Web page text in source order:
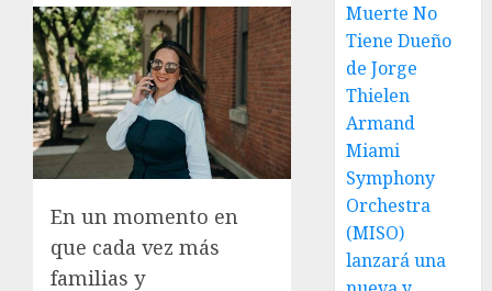
En un momento en
que cada vez más
familias y
Muerte No
Tiene Dueño
de Jorge
Thielen
Armand
Miami
Symphony
Orchestra
(MISO)
lanzará una